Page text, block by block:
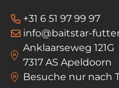
+31 6 51 97 99 97
info@baitstar-
Anklaarseweg 121G
7317 AS Apeldoorn
Besuche nur nach